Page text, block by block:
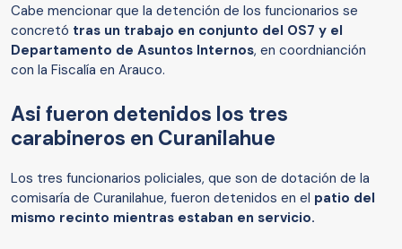
Cabe mencionar que la detención de los funcionarios se
concretó tras un trabajo en conjunto del OS7 y el
Departamento de Asuntos Internos, en coordnianción
con la Fiscalía en Arauco.
Asi fueron detenidos los tres
carabineros en Curanilahue
Los tres funcionarios policiales, que son de dotación de la
comisaría de Curanilahue, fueron detenidos en el patio del
mismo recinto mientras estaban en servicio.